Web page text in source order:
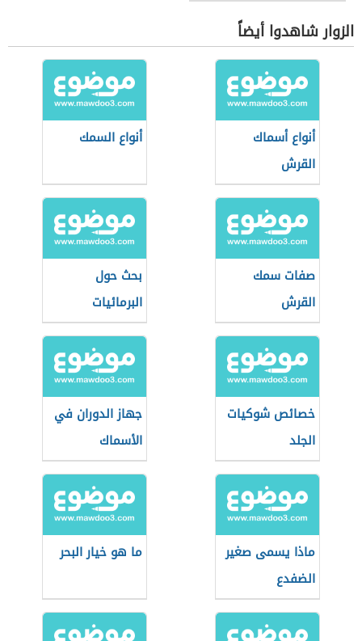
الزوار شاهدوا أيضاً
أنواع أسماك
القرش
أنواع السمك
صفات سمك
القرش
بحث حول
البرمائيات
خصائص شوكيات
الجلد
جهاز الدوران في
الأسماك
ماذا يسمى صغير
الضفدع
ما هو خيار البحر